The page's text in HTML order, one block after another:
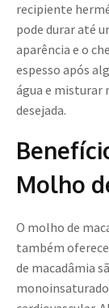
recipiente
pode durar até
aparência e o
espesso após
água e misturar
desejada.
Molho
O molho de
também
de macadâmia